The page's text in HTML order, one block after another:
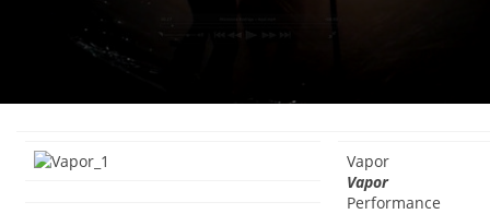
Vapor
Vapor
Performance